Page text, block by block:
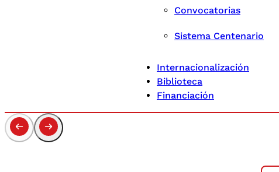
Convocatorias
Sistema Centenario
Internacionalización
Biblioteca
Financiación